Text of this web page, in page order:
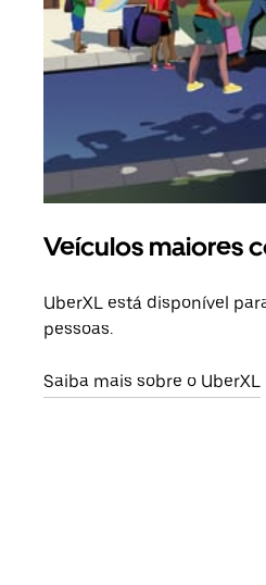
Veículos maiores
UberXL está disponível
pessoas.
Saiba mais sobre o UberXL